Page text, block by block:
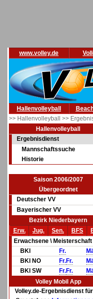
www.volley.de
Hallenvolleyball
>> Hallenvolleyball >>
Hallenvolleyball
Ergebnisdienst
Mannschaftssuche
Historie
Saison 2006/2007
Übergeordnet
Deutscher VV
Bayerischer VV
Bezirk Niederbayern
Erw.
Jug. Sen. BFS
Erwachsene \ Meisterschaft
BKl
Fr.
BKl NO
Fr.Fr.
BKl SW
Fr.Fr.
Volley Mobil App
Volley.de-Ergebnisdienst